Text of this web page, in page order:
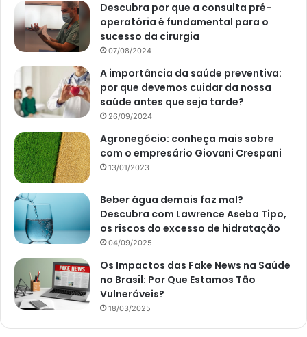
Descubra por que a consulta pré-
operatória é fundamental para o
sucesso da cirurgia
07/08/2024
A importância da saúde preventiva:
por que devemos cuidar da nossa
saúde antes que seja tarde?
26/09/2024
Agronegócio: conheça mais sobre
com o empresário Giovani Crespani
13/01/2023
Beber água demais faz mal?
Descubra com Lawrence Aseba Tipo,
os riscos do excesso de hidratação
04/09/2025
Os Impactos das Fake News na Saúde
no Brasil: Por Que Estamos Tão
Vulneráveis?
18/03/2025